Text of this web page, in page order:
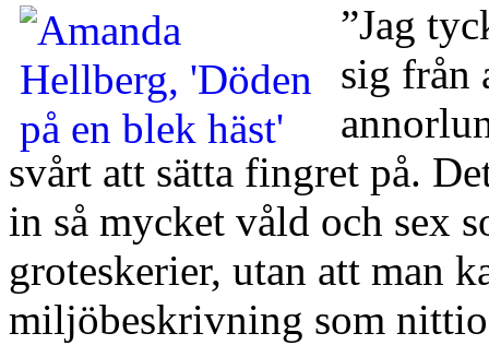
”Jag
sig från
svårt att sätta fingret på.
in så mycket våld och sex
groteskerier, utan att man
miljöbeskrivning som